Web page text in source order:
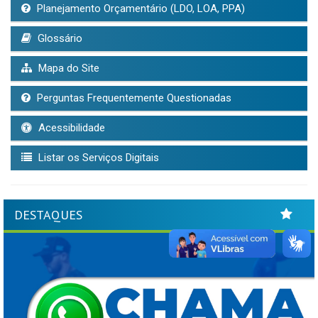
Planejamento Orçamentário (LDO, LOA, PPA)
Glossário
Mapa do Site
Perguntas Frequentemente Questionadas
Acessibilidade
Listar os Serviços Digitais
DESTAQUES